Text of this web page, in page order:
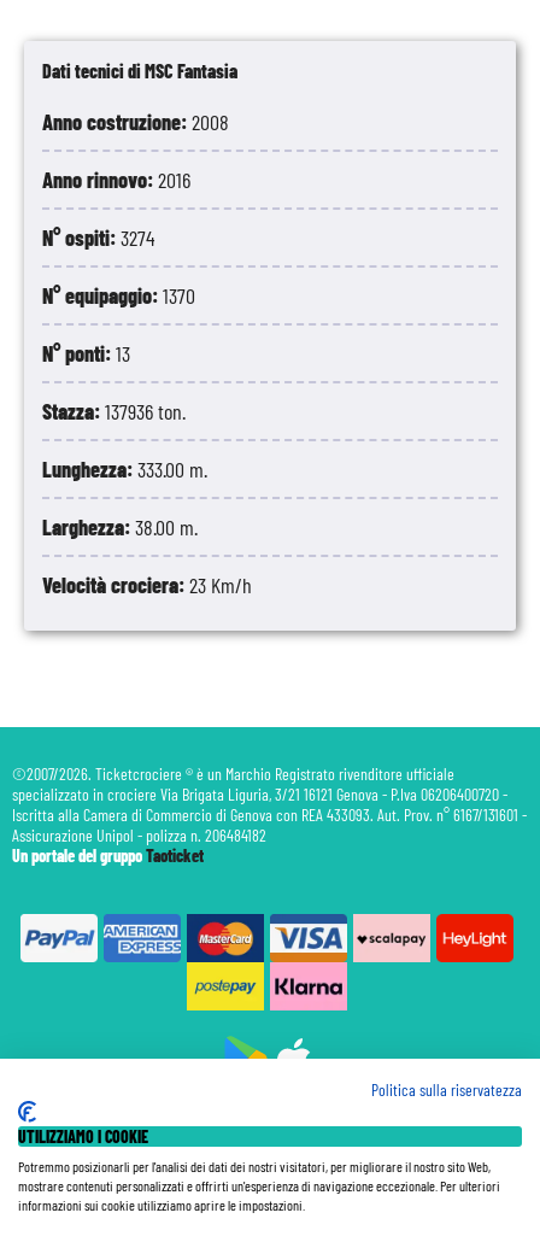
Dati tecnici di MSC Fantasia
Anno costruzione:2008
Anno rinnovo:2016
N° ospiti:3274
N° equipaggio:1370
N° ponti:13
Stazza:137936 ton.
Lunghezza:333.00 m.
Larghezza:38.00 m.
Velocità crociera:23 Km/h
©2007/2026. Ticketcrociere ® è un Marchio Registrato rivenditore ufficiale
specializzato in crociere Via Brigata Liguria, 3/21 16121 Genova - P.Iva 06206400720 -
Iscritta alla Camera di Commercio di Genova con REA 433093. Aut. Prov. n° 6167/131601 -
Assicurazione Unipol - polizza n. 206484182
Un portale del gruppoTaoticket
Assicurazione
Le Tariffe pubblicate si intendono per persona (p.p.) con Tasse e Diritti Portuali inclusi. Le quote di
Politica sulla riservatezza
UTILIZZIAMO I COOKIE
Potremmo posizionarli per l'analisi dei dati dei nostri visitatori, per migliorare il nostro sito Web,
mostrare contenuti personalizzati e offrirti un'esperienza di navigazione eccezionale. Per ulteriori
informazioni sui cookie utilizziamo aprire le impostazioni.